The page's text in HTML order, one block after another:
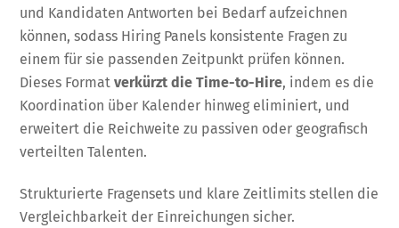
und Kandidaten Antworten bei Bedarf aufzeichnen
können, sodass Hiring Panels konsistente Fragen zu
einem für sie passenden Zeitpunkt prüfen können.
Dieses Formatverkürzt die Time-to-Hire, indem es die
Koordination über Kalender hinweg eliminiert, und
erweitert die Reichweite zu passiven oder geografisch
verteilten Talenten.
Strukturierte Fragensets und klare Zeitlimits stellen die
Vergleichbarkeit der Einreichungen sicher.